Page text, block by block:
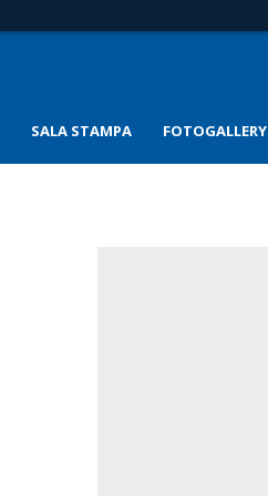
SALA STAMPA FOTOGALLERY